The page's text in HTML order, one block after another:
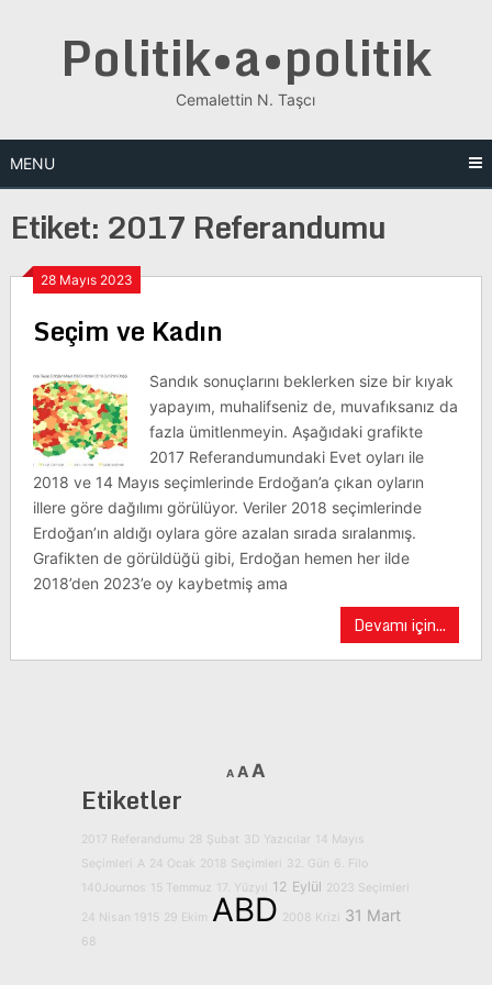
Politik•a•politik
Cemalettin N. Taşcı
MENU
Etiket: 2017 Referandumu
28 Mayıs 2023
Seçim ve Kadın
Sandık sonuçlarını beklerken size bir kıyak
yapayım, muhalifseniz de, muvafıksanız da
fazla ümitlenmeyin. Aşağıdaki grafikte
2017 Referandumundaki Evet oyları ile
2018 ve 14 Mayıs seçimlerinde Erdoğan’a çıkan oyların
illere göre dağılımı görülüyor. Veriler 2018 seçimlerinde
Erdoğan’ın aldığı oylara göre azalan sırada sıralanmış.
Grafikten de görüldüğü gibi, Erdoğan hemen her ilde
2018’den 2023’e oy kaybetmiş ama
Devamı için...
A AA
Etiketler
2017 Referandumu 28 Şubat 3D Yazıcılar 14 Mayıs
Seçimleri
A 24 Ocak 2018 Seçimleri 32. Gün 6. Filo
140Journos 15 Temmuz 17. Yüzyıl 12 Eylül 2023 Seçimleri
24 Nisan 1915 29 Ekim ABD 2008 Krizi 31 Mart
68